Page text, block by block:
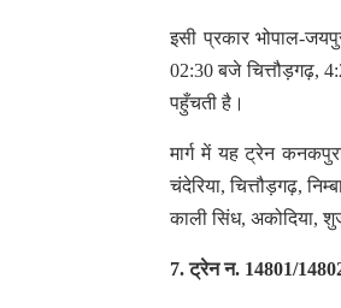
इसी प्रकार भोपाल-
02:30 बजे चित्तौड़गढ़,
पहुँचती है।
मार्ग में यह ट्रेन
चंदेरिया, चित्तौड़गढ़,
काली सिंध, अकोदिया,
7. ट्रेन न. 14801/